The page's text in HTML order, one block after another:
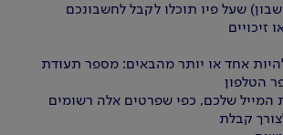
שעל פיו תוכלו לקבל לחשבונכם
זיכויים
אחד או יותר מהבאים: מספר תעודת
הטלפון
המייל שלכם, כפי שפרטים אלה רשומים
קבלת